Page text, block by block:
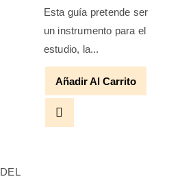
Esta guía pretende ser
un instrumento para el
estudio, la...
Añadir Al Carrito